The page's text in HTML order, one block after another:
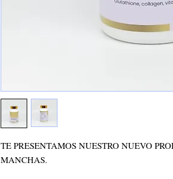
TE PRESENTAMOS NUESTRO NUEVO
MANCHAS.